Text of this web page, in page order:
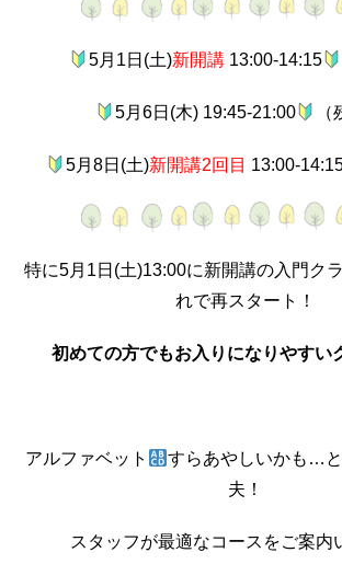
5月1日(土)新開講13:00-14:15
5月6日(木) 19:45-21:00 （
5月8日(土)新開講2回目 13:00-
特に5月1日(土)13:00に新開講の入門ク
れで再スタート！
初めての方でもお入りになりやすい
アルファベット
すらあやしいかも…
夫！
スタッフが最適なコースをご案内